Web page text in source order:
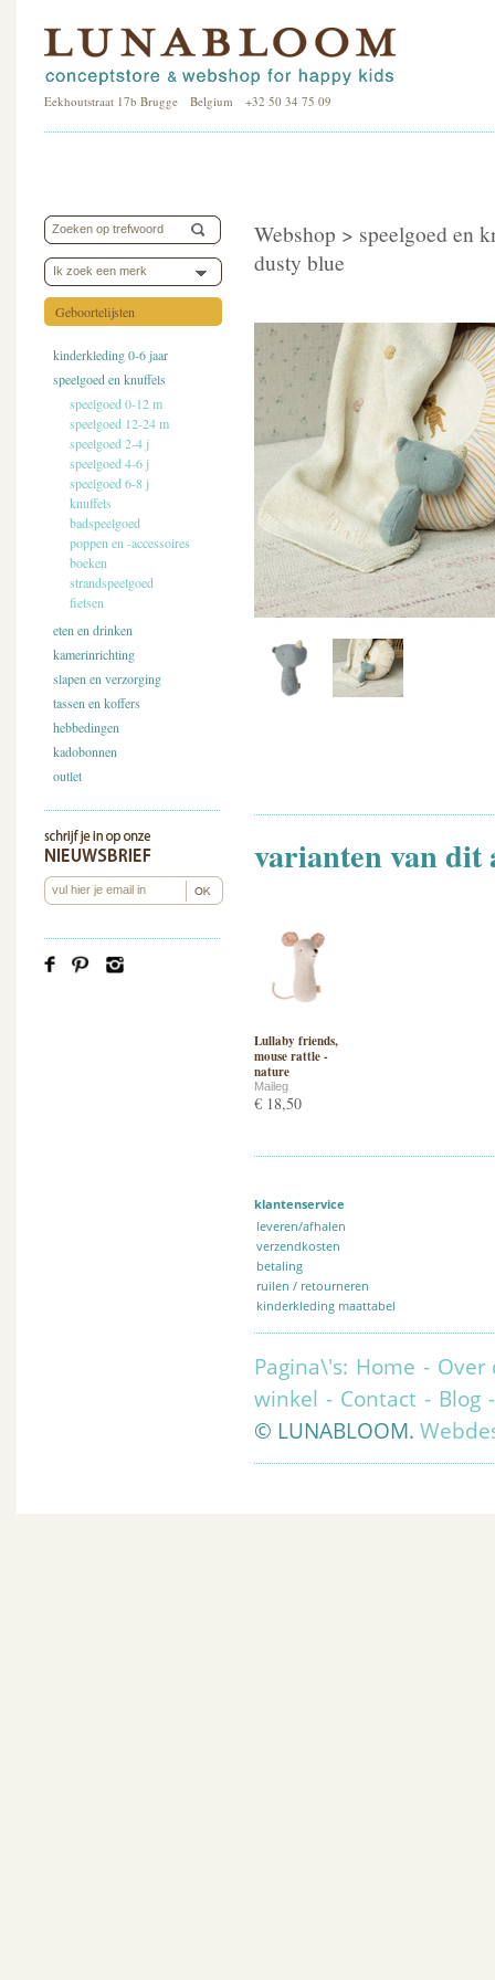
Eekhoutstraat 17b Brugge Belgium +32 50 34 75 09
Ik zoek een merk
Geboortelijsten
kinderkleding 0-6 jaar
speelgoed en knuffels
speelgoed 0-12 m
speelgoed 12-24 m
speelgoed 2-4 j
speelgoed 4-6 j
speelgoed 6-8 j
knuffels
badspeelgoed
poppen en -accessoires
boeken
strandspeelgoed
fietsen
eten en drinken
kamerinrichting
slapen en verzorging
tassen en koffers
hebbedingen
kadobonnen
outlet
Webshop > speelgoed en
dusty blue
varianten van
Lullaby friends,
mouse rattle -
nature
Maileg
€ 18,50
klantenservice
leveren/afhalen
verzendkosten
betaling
ruilen / retourneren
kinderkleding maattabel
Pagina\'s: Home - Over
winkel - Contact - Blog
© LUNABLOOM.